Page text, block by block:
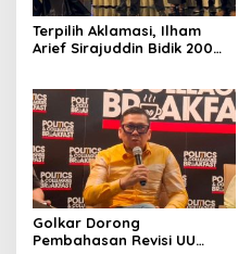
Terpilih Aklamasi, Ilham
Arief Sirajuddin Bidik 200
Golkar Dorong
Pembahasan Revisi UU